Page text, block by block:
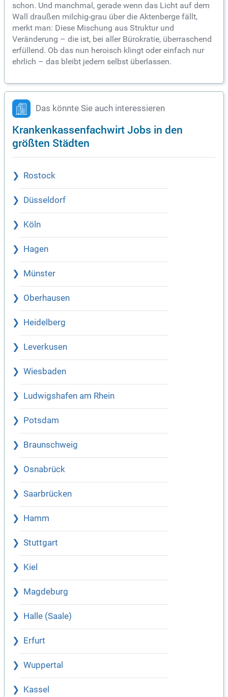
schon. Und manchmal, gerade wenn das Licht auf dem
Wall draußen milchig-grau über die Aktenberge fällt,
merkt man: Diese Mischung aus Struktur und
Veränderung – die ist, bei aller Bürokratie, überraschend
erfüllend. Ob das nun heroisch klingt oder einfach nur
ehrlich – das bleibt jedem selbst überlassen.
Das könnte Sie auch interessieren
Krankenkassenfachwirt Jobs in den
größten Städten
Rostock
Düsseldorf
Köln
Hagen
Münster
Oberhausen
Heidelberg
Leverkusen
Wiesbaden
Ludwigshafen am Rhein
Potsdam
Braunschweig
Osnabrück
Saarbrücken
Hamm
Stuttgart
Kiel
Magdeburg
Halle (Saale)
Erfurt
Wuppertal
Kassel